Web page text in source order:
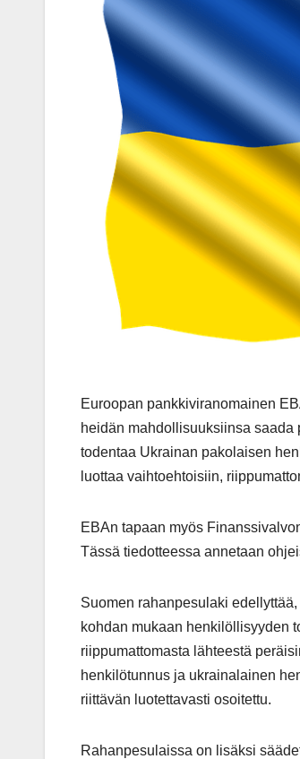
Euroopan pankkiviranomainen
heidän mahdollisuuksiinsa saada
todentaa Ukrainan pakolaisen
luottaa vaihtoehtoisiin,
EBAn tapaan myös
Tässä tiedotteessa annetaan
Suomen rahanpesulaki
kohdan mukaan henkilöllisyyden
riippumattomasta lähteestä
henkilötunnus ja ukrainalainen
riittävän luotettavasti osoitettu.
Rahanpesulaissa on lisäksi